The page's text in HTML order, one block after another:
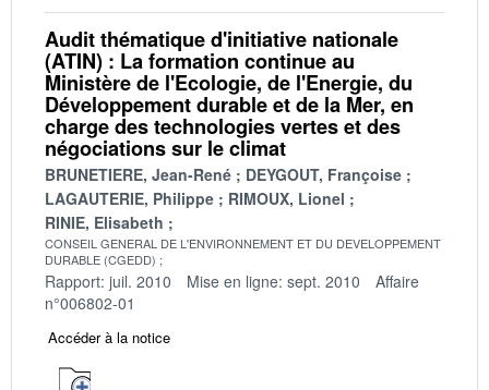
Audit thématique d'initiative nationale
(ATIN) : La formation continue au
Ministère de l'Ecologie, de l'Energie, du
Développement durable et de la Mer, en
charge des technologies vertes et des
négociations sur le climat
BRUNETIERE, Jean-René
DEYGOUT, Françoise
LAGAUTERIE, Philippe
RIMOUX, Lionel
RINIE, Elisabeth
CONSEIL GENERAL DE L'ENVIRONNEMENT ET DU DEVELOPPEMENT
DURABLE (CGEDD)
Rapport: juil. 2010 Mise en ligne: sept. 2010
Affaire
n°006802-01
Accéder à la notice